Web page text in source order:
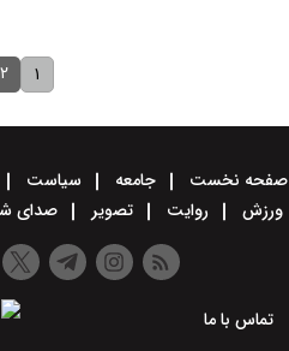
۱ ۲
صفحه نخست جامعه سیاست
ورزش
روایت تصویر صدای
تماس با ما